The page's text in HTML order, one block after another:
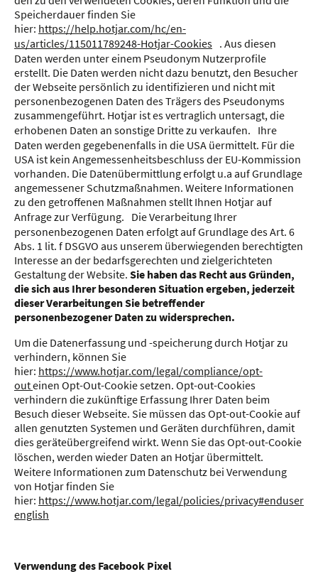
Speicherdauer finden Sie
hier: https://help.hotjar.com/hc/en-
us/articles/115011789248-Hotjar-Cookies . Aus diesen
Daten werden unter einem Pseudonym Nutzerprofile
erstellt. Die Daten werden nicht dazu benutzt, den Besucher
der Webseite persönlich zu identifizieren und nicht mit
personenbezogenen Daten des Trägers des Pseudonyms
zusammengeführt. Hotjar ist es vertraglich untersagt, die
erhobenen Daten an sonstige Dritte zu verkaufen. Ihre
Daten werden gegebenenfalls in die USA üermittelt. Für die
USA ist kein Angemessenheitsbeschluss der EU-Kommission
vorhanden. Die Datenübermittlung erfolgt u.a auf Grundlage
angemessener Schutzmaßnahmen. Weitere Informationen
zu den getroffenen Maßnahmen stellt Ihnen Hotjar auf
Anfrage zur Verfügung. Die Verarbeitung Ihrer
personenbezogenen Daten erfolgt auf Grundlage des Art. 6
Abs. 1 lit. f DSGVO aus unserem überwiegenden berechtigten
Interesse an der bedarfsgerechten und zielgerichteten
Gestaltung der Website. Sie haben das Recht aus Gründen,
die sich aus Ihrer besonderen Situation ergeben, jederzeit
dieser Verarbeitungen Sie betreffender
personenbezogener Daten zu widersprechen.
Um die Datenerfassung und -speicherung durch Hotjar zu
verhindern, können Sie
hier: https://www.hotjar.com/legal/compliance/opt-
outeinen Opt-Out-Cookie setzen. Opt-out-Cookies
verhindern die zukünftige Erfassung Ihrer Daten beim
Besuch dieser Webseite. Sie müssen das Opt-out-Cookie auf
allen genutzten Systemen und Geräten durchführen, damit
dies geräteübergreifend wirkt. Wenn Sie das Opt-out-Cookie
löschen, werden wieder Daten an Hotjar übermittelt.
Weitere Informationen zum Datenschutz bei Verwendung
von Hotjar finden Sie
hier: https://www.hotjar.com/legal/policies/privacy#enduser
english
Verwendung des Facebook Pixel